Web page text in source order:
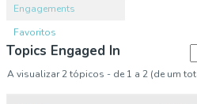
Engagements
Favoritos
Topics Engaged In
A visualizar 2 tópicos - de 1 a 2 (de um